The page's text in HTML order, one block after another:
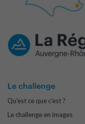
Le challenge
Qu'est ce que c'est ?
Le challenge en images